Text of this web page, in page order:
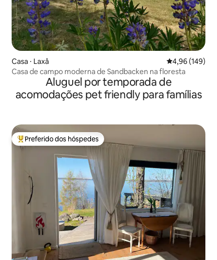
Casa ⋅ Laxå 4,96 de uma
4,96 (149)
Casa de campo moderna de Sandbacken na floresta
Aluguel por temporada de
acomodações pet friendly para famílias
Entre os melhores preferidos dos hóspedes
Preferido dos hóspedes